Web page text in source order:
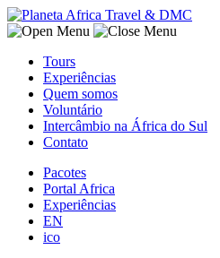
Tours
Experiências
Quem somos
Voluntário
Intercâmbio na África do Sul
Contato
Pacotes
Portal Africa
Experiências
EN
ico